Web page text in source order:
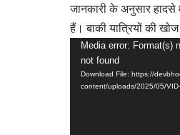
जानकारी के अनुसार हादसे
हैं। बाकी यात्रियों की
Video
Player
Media error: Format(s)
not found
Download File: https://
content/uploads/2025/05/